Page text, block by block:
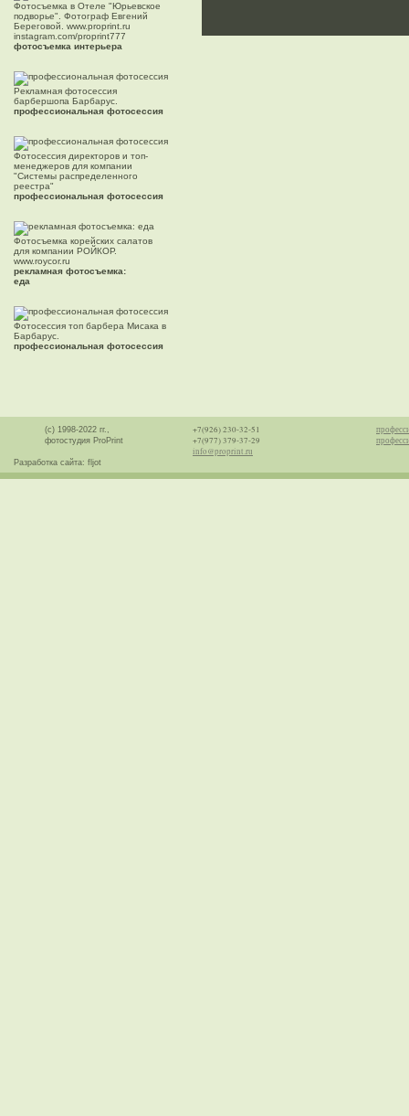
Фотосъемка в Отеле "Юрьевское
подворье". Фотограф Евгений
Береговой. www.proprint.ru
instagram.com/proprint777
фотосъемка интерьера
Рекламная фотосессия
барбершопа Барбарус.
профессиональная фотосессия
Фотосессия директоров и топ-
менеджеров для компании
"Системы распределенного
реестра"
профессиональная фотосессия
Фотосъемка корейских салатов
для компании РОЙКОР.
www.roycor.ru
рекламная фотосъемка:
еда
Фотосессия топ барбера Мисака в
Барбарус.
профессиональная фотосессия
(с) 1998-2022 гг.,
фотостудия ProPrint
Разработка сайта: fljot
+7(926) 230-32-51
+7(977) 379-37-29
info@proprint.ru